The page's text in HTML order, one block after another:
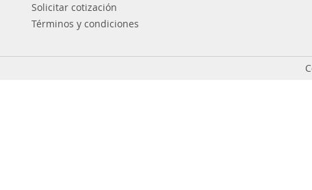
Solicitar cotización
Términos y condiciones